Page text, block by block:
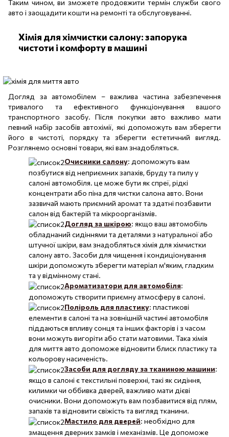
Таким чином, ви зможете продовжити термін служби свого
авто і заощадити кошти на ремонті та обслуговуванні.
Хімія для хімчистки салону: запорука
чистоти і комфорту в машині
Догляд за автомобілем – важлива частина забезпечення
тривалого та ефективного функціонування вашого
транспортного засобу. Після покупки авто важливо мати
певний набір засобів автохімії, які допоможуть вам зберегти
його в чистоті, порядку та зберегти естетичний вигляд.
Розглянемо основні товари, які вам знадобляться.
Очисники салону: допоможуть вам
позбутися від неприємних запахів, бруду та пилу у
салоні автомобіля. це може бути як спреї, рідкі
концентрати або піна для чистки салона авто. Вони
зазвичай мають приємний аромат та здатні позбавити
салон від бактерій та мікроорганізмів.
Догляд за шкірою: якщо ваш автомобіль
обладнаний сидіннями та деталями з натуральної або
штучної шкіри, вам знадобляться хімія для хімчистки
салону авто. Засоби для чищення і кондиціонування
шкіри допоможуть зберегти матеріал м'яким, гладким
та у відмінному стані.
Ароматизатори для автомобіля:
допоможуть створити приємну атмосферу в салоні.
Поліроль для пластику: пластикові
елементи в салоні та на зовнішній частині автомобіля
піддаються впливу сонця та інших факторів і з часом
вони можуть вигоріти або стати матовими. Така хімія
для миття авто допоможе відновити блиск пластику та
кольорову насиченість.
Засоби для догляду за тканиною машини:
якщо в салоні є текстильні поверхні, такі як сидіння,
килимки чи оббивка дверей, важливо мати дієві
очисники. Вони допоможуть вам позбавитися від плям,
запахів та відновити свіжість та вигляд тканини.
Мастило для дверей: необхідно для
змащення дверних замків і механізмів. Це допоможе